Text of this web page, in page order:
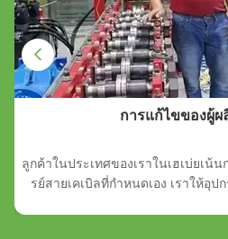
การแก้ไขของผู้ผ
ลูกค้าในประเทศของเราในเฮเบ่ยเน้
รย์สายเคเบิลที่กําหนดเอง เราให้อุป